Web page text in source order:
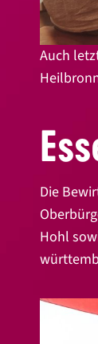
Auch
Die
Hohl